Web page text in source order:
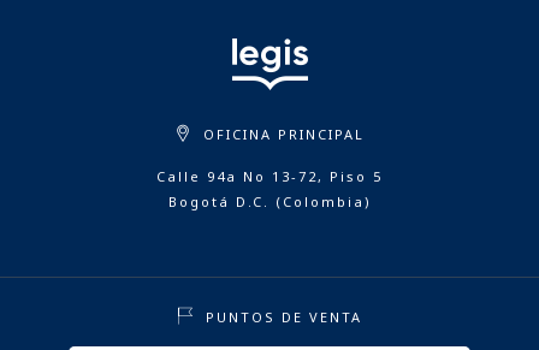
OFICINA PRINCIPAL
Calle 94a No 13-72, Piso 5
Bogotá D.C. (Colombia)
PUNTOS DE VENTA